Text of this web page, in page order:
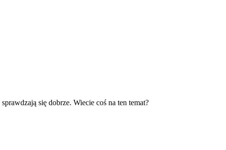
się dobrze. Wiecie coś na ten temat?